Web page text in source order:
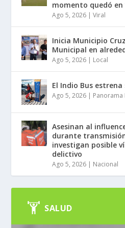
momento quedó en
Ago 5, 2026 |Viral
Inicia Municipio
Municipal en
Ago 5, 2026 | Local
El Indio Bus
Ago 5, 2026 | Panorama
Asesinan al
durante
investigan posible
delictivo
Ago 5, 2026 | Nacional
SALUD